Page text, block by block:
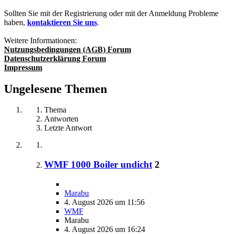
Sollten Sie mit der Registrierung oder mit der Anmeldung Probleme
haben, kontaktieren Sie uns.
Weitere Informationen:
Nutzungsbedingungen (AGB) Forum
Datenschutzerklärung Forum
Impressum
Ungelesene Themen
Thema
Antworten
Letzte Antwort
WMF 1000 Boiler undicht 2
Marabu
4. August 2026 um 11:56
WMF
Marabu
4. August 2026 um 16:24